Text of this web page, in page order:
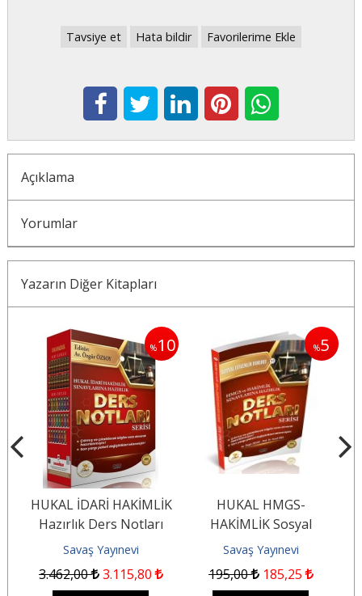
Tavsiye et Hata bildir Favorilerime Ekle
Açıklama
Yorumlar
Yazarın Diğer Kitapları
%10
HUKAL İDARİ HAKİMLİK
Hazırlık Ders Notları
Seti 2026
Savaş Yayınevi
3.462,00 3.115,80
%5
HUKAL HMGS-
HAKİMLİK Sosyal
Güvenlik Hukuku Ders
Notları
Savaş Yayınevi
195,00 185,25